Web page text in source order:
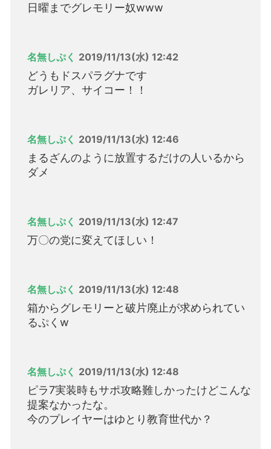
日曜までグレモリー奴www
名無しぷく 2019/11/13(水) 12:42
どうもドスパラグナです
ガレリア、サイコー！！
名無しぷく 2019/11/13(水) 12:46
まるざんのように放置するだけの人いるから
ダメ
名無しぷく 2019/11/13(水) 12:47
万〇の党に変えてほしい！
名無しぷく 2019/11/13(水) 12:48
箱からグレモリーと破片廃止が求められてい
るぷくw
名無しぷく 2019/11/13(水) 12:48
ピラ7実装時もサポ攻略難しかったけどこんな
提案なかったな。
今のプレイヤーはゆとり教育世代か？